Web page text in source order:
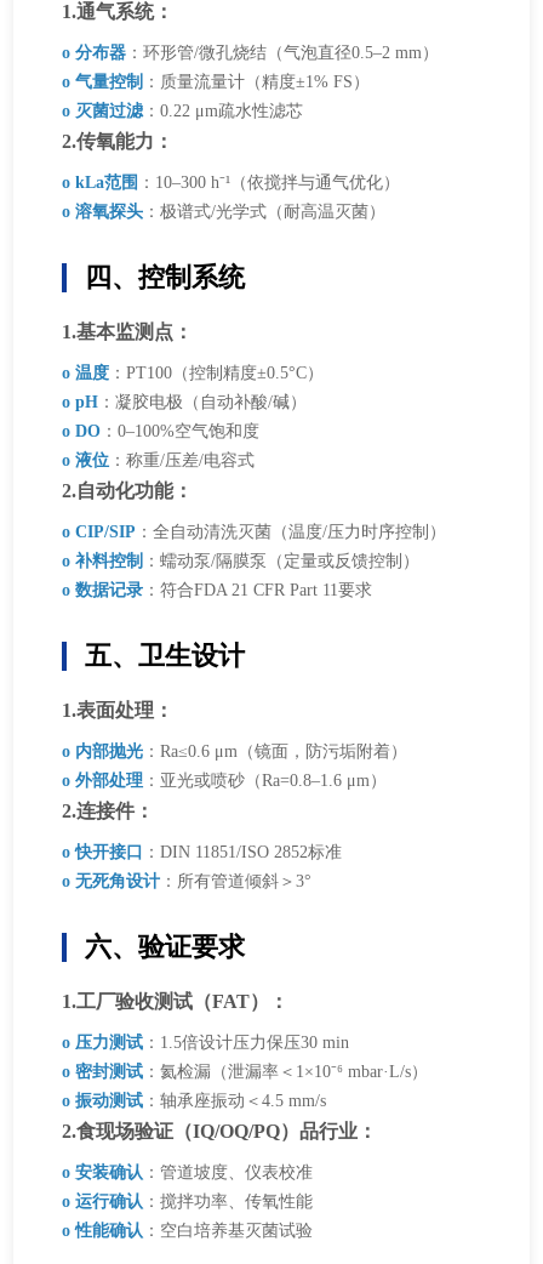
1.通气系统：
o 分布器 ：环形管/微孔烧结（气泡直径0.5–2 mm）
o 气量控制 ：质量流量计（精度±1% FS）
o 灭菌过滤：0.22 μm疏水性滤芯
2.传氧能力：
o kLa范围 ：10–300 h⁻¹（依搅拌与通气优化）
o 溶氧探头 ：极谱式/光学式（耐高温灭菌）
四、控制系统
1.基本监测点：
o 温度 ：PT100（控制精度±0.5°C）
o pH ：凝胶电极（自动补酸/碱）
o DO ：0–100%空气饱和度
o 液位 ：称重/压差/电容式
2.自动化功能：
o CIP/SIP ：全自动清洗灭菌（温度/压力时序控制）
o 补料控制 ：蠕动泵/隔膜泵（定量或反馈控制）
o 数据记录 ：符合FDA 21 CFR Part 11要求
五、卫生设计
1.表面处理：
o 内部抛光 ：Ra≤0.6 μm（镜面，防污垢附着）
o 外部处理 ：亚光或喷砂（Ra=0.8–1.6 μm）
2.连接件：
o 快开接口 ：DIN 11851/ISO 2852标准
o 无死角设计 ：所有管道倾斜＞3°
六、验证要求
1.工厂验收测试（FAT）：
o 压力测试 ：1.5倍设计压力保压30 min
o 密封测试 ：氦检漏（泄漏率＜1×10⁻⁶ mbar·L/s）
o 振动测试 ：轴承座振动＜4.5 mm/s
2.食现场验证（IQ/OQ/PQ）品行业：
o 安装确认 ：管道坡度、仪表校准
o 运行确认 ：搅拌功率、传氧性能
o 性能确认 ：空白培养基灭菌试验